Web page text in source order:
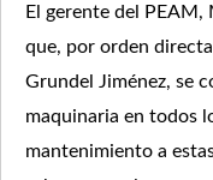
El gerente del
que, por orden
Grundel Jiménez, se
maquinaria en todos
mantenimiento a